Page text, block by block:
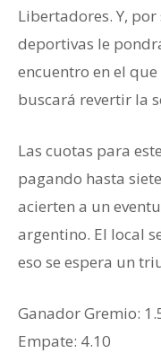
Libertadores. Y,
deportivas le
encuentro en el
buscará revertir la
Las cuotas para
pagando hasta
acierten a un
argentino. El local
eso se espera un
Ganador Gremio:
‎Empate: 4.10